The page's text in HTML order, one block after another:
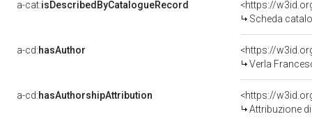
a-cat:isDescribedByCatalogueRecord
<https://
Scheda
a-cd:hasAuthor
<https://
Verla
a-cd:hasAuthorshipAttribution
<https://
Attribuzione